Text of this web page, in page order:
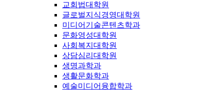
교회법대학원
글로벌지식경영대학원
미디어기술콘텐츠학과
문화영성대학원
사회복지대학원
상담심리대학원
생명과학과
생활문화학과
예술미디어융합학과